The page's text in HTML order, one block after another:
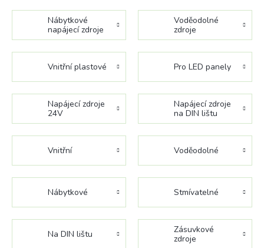
Nábytkové
napájecí zdroje
Voděodolné
zdroje
Vnitřní plastové Pro LED panely
Napájecí zdroje
24V
Napájecí zdroje
na DIN lištu
Vnitřní Voděodolné
Nábytkové Stmívatelné
Na DIN lištu
Zásuvkové
zdroje